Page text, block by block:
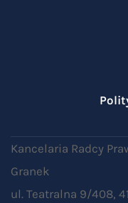
Kancelaria Radcy
Granek
ul. Teatralna 9/408,